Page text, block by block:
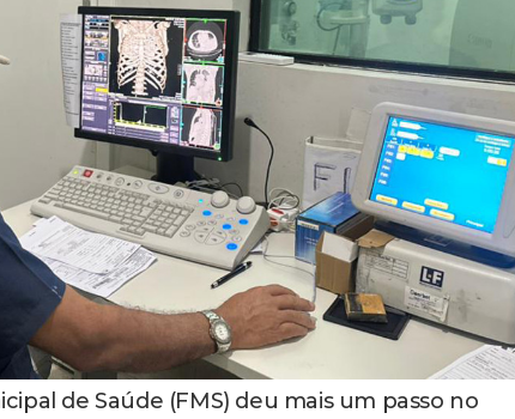
de Saúde (FMS) deu mais um passo no